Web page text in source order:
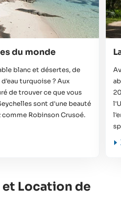
du monde
blanc et désertes, de
turquoise ? Aux
de trouver ce que vous
sont d'une beauté
Robinson Crusoé.
Location de